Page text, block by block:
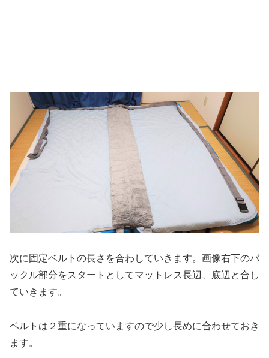
次に固定ベルトの長さを合わしていきます。画像右下のバ
ックル部分をスタートとしてマットレス長辺、底辺と合し
ていきます。
ベルトは２重になっていますので少し長めに合わせておき
ます。